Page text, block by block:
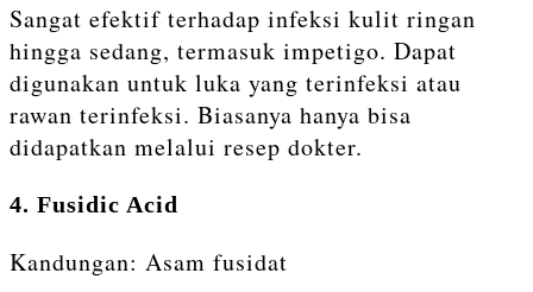
Sangat efektif terhadap infeksi kulit ringan
hingga sedang, termasuk impetigo. Dapat
digunakan untuk luka yang terinfeksi atau
rawan terinfeksi. Biasanya hanya bisa
didapatkan melalui resep dokter.
4. Fusidic Acid
Kandungan: Asam fusidat